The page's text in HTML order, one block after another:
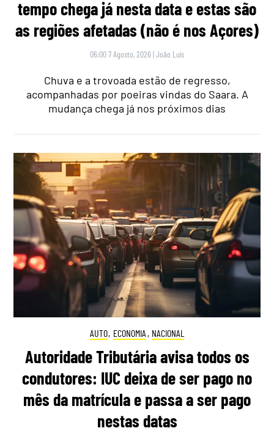
tempo chega já nesta data e estas são
as regiões afetadas (não é nos Açores)
06:00 7 Agosto, 2026 |João Luís
Chuva e a trovoada estão de regresso,
acompanhadas por poeiras vindas do Saara. A
mudança chega já nos próximos dias
AUTO, ECONOMIA , NACIONAL
Autoridade Tributária avisa todos os
condutores: IUC deixa de ser pago no
mês da matrícula e passa a ser pago
nestas datas